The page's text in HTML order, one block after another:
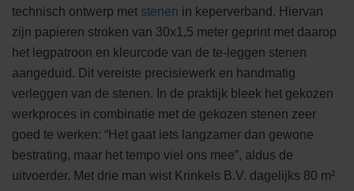
technisch ontwerp met stenen in keperverband. Hiervan
zijn papieren stroken van 30x1,5 meter geprint met daarop
het legpatroon en kleurcode van de te-leggen stenen
aangeduid. Dit vereiste precisiewerk en handmatig
verleggen van de stenen. In de praktijk bleek het gekozen
werkproces in combinatie met de gekozen stenen zeer
goed te werken: “Het gaat iets langzamer dan gewone
bestrating, maar het tempo viel ons mee”, aldus de
uitvoerder. Met drie man wist Krinkels B.V. dagelijks 80 m²